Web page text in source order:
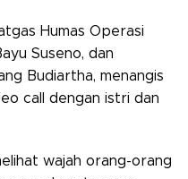
Humas Operasi
Suseno, dan
Budiartha, menangis
call dengan istri dan
wajah orang-orang